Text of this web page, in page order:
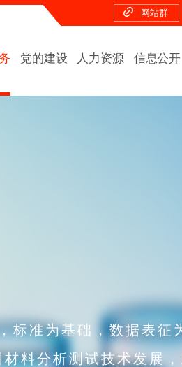
网站群
党的建设 人力资源 信息公开
标准为基础，数据表征
料分析测试技术发展